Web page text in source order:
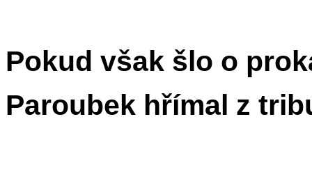
Pokud však šlo o
Paroubek hřímal z